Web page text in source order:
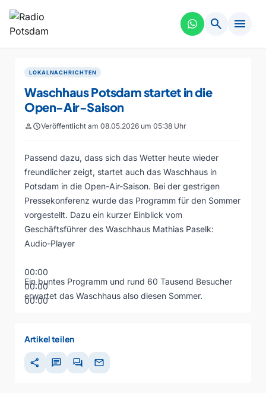
search menu
LOKALNACHRICHTEN
Waschhaus Potsdam startet in die
Open-Air-Saison
personscheduleVeröffentlicht am 08.05.2026 um 05:38 Uhr
Passend dazu, dass sich das Wetter heute wieder
freundlicher zeigt, startet auch das Waschhaus in
Potsdam in die Open-Air-Saison. Bei der gestrigen
Pressekonferenz wurde das Programm für den Sommer
vorgestellt. Dazu ein kurzer Einblick vom
Geschäftsführer des Waschhaus Mathias Paselk:
Audio-Player
00:00
00:00
00:00
Ein buntes Programm und rund 60 Tausend Besucher
erwartet das Waschhaus also diesen Sommer.
Artikel teilen
share chat forum mail